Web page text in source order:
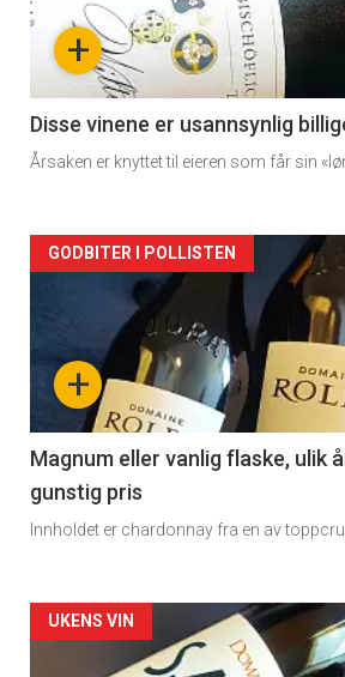
nå
2
+
Disse vinene er usannsynlig
Årsaken er knyttet til eieren som får sin
Forsiden
akkurat
nå
3
+
GODBITER I POLLISTEN
Magnum eller vanlig flaske, ulik
gunstig pris
Innholdet er chardonnay fra en av
Forsiden
UKENS VIN